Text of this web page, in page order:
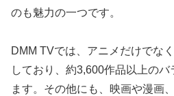
のも魅力の一つです。
DMM TVでは、アニメだけでな
しており、約3,600作品以上の
ます。その他にも、映画や漫画